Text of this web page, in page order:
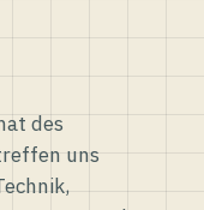
des
uns